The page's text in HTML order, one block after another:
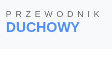
PRZEWODNIK
DUCHOWY